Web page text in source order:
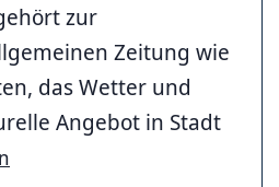
zur
Zeitung wie
das Wetter und
Angebot in Stadt